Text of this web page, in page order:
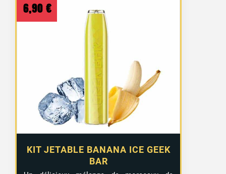
KIT JETABLE BANANA ICE GEEK
BAR
6,90 €